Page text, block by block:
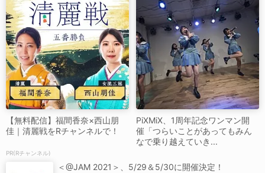
【無料配信】福間香奈×西山朋
佳｜清麗戦をRチャンネルで！
PR(Rチャンネル)
PiXMiX、1周年記念ワンマン開
催「つらいことがあってもみん
なで乗り越えていき...
＜@JAM 2021＞、5/29＆5/30に開催決定！